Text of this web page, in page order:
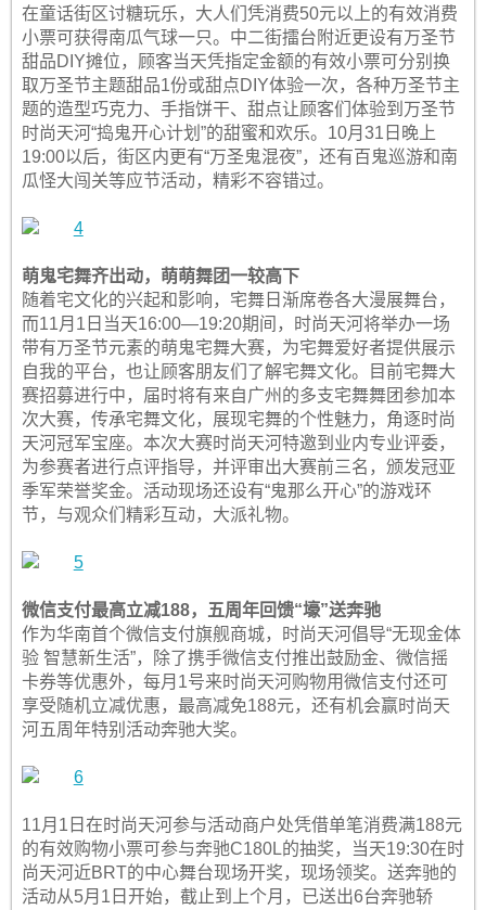
在童话街区讨糖玩乐，大人们凭消费50元以上的有效消费
小票可获得南瓜气球一只。中二街擂台附近更设有万圣节
甜品DIY摊位，顾客当天凭指定金额的有效小票可分别换
取万圣节主题甜品1份或甜点DIY体验一次，各种万圣节主
题的造型巧克力、手指饼干、甜点让顾客们体验到万圣节
时尚天河“捣鬼开心计划”的甜蜜和欢乐。10月31日晚上
19:00以后，街区内更有“万圣鬼混夜”，还有百鬼巡游和南
瓜怪大闯关等应节活动，精彩不容错过。
萌鬼宅舞齐出动，萌萌舞团一较高下
随着宅文化的兴起和影响，宅舞日渐席卷各大漫展舞台，
而11月1日当天16:00—19:20期间，时尚天河将举办一场
带有万圣节元素的萌鬼宅舞大赛，为宅舞爱好者提供展示
自我的平台，也让顾客朋友们了解宅舞文化。目前宅舞大
赛招募进行中，届时将有来自广州的多支宅舞舞团参加本
次大赛，传承宅舞文化，展现宅舞的个性魅力，角逐时尚
天河冠军宝座。本次大赛时尚天河特邀到业内专业评委，
为参赛者进行点评指导，并评审出大赛前三名，颁发冠亚
季军荣誉奖金。活动现场还设有“鬼那么开心”的游戏环
节，与观众们精彩互动，大派礼物。
微信支付最高立减188，五周年回馈“壕”送奔驰
作为华南首个微信支付旗舰商城，时尚天河倡导“无现金体
验 智慧新生活”，除了携手微信支付推出鼓励金、微信摇
卡券等优惠外，每月1号来时尚天河购物用微信支付还可
享受随机立减优惠，最高减免188元，还有机会赢时尚天
河五周年特别活动奔驰大奖。
11月1日在时尚天河参与活动商户处凭借单笔消费满188元
的有效购物小票可参与奔驰C180L的抽奖，当天19:30在时
尚天河近BRT的中心舞台现场开奖，现场领奖。送奔驰的
活动从5月1日开始，截止到上个月，已送出6台奔驰轿